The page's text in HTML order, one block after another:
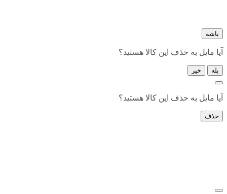
باشه
آیا مایل به حذف این کالا هستید؟
بله خیر
آیا مایل به حذف این کالا هستید؟
حذف